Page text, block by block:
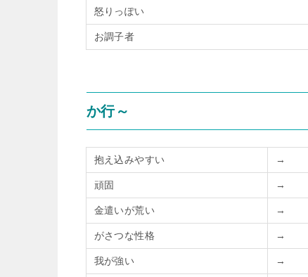
怒りっぽい
お調子者
か行～
抱え込みやすい →
頑固 →
金遣いが荒い →
がさつな性格 →
我が強い →